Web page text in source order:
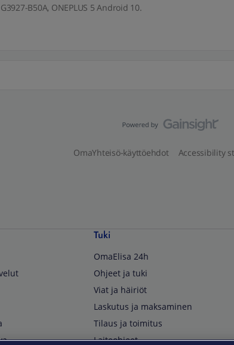
B50A, ONEPLUS 5 Android 10.
OmaYhteisö-käyttöehdot Accessibility
Tuki
OmaElisa 24h
Ohjeet ja tuki
Viat ja häiriöt
Laskutus ja maksaminen
Tilaus ja toimitus
Laiteohjeet